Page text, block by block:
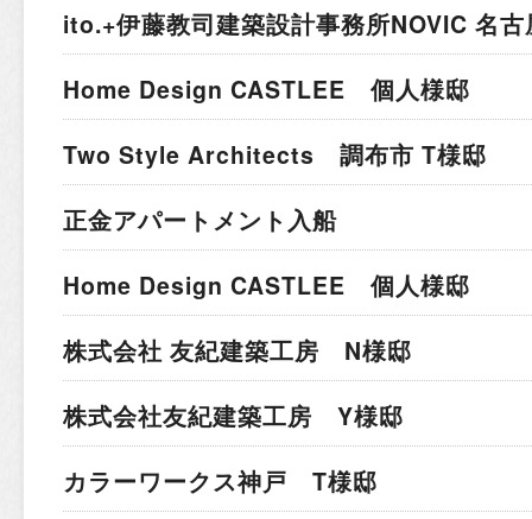
ito.+伊藤教司建築設計事務所NOVIC 名
Home Design CASTLEE 個人様邸
Two Style Architects 調布市 T様邸
正金アパートメント入船
Home Design CASTLEE 個人様邸
株式会社 友紀建築工房 N様邸
株式会社友紀建築工房 Y様邸
カラーワークス神戸 T様邸